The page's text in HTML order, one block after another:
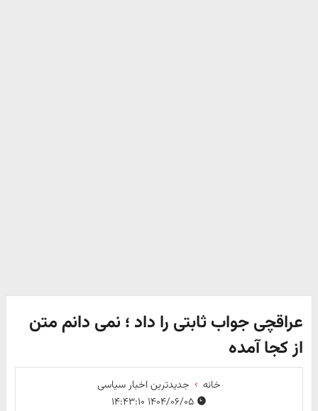
عراقچی جواب ثابتی را داد ؛ نمی دانم متن
از کجا آمده
خانه
جدیدترین اخبار سیاسی
۱۴۰۴/۰۶/۰۵ ۱۴:۴۳:۱۰